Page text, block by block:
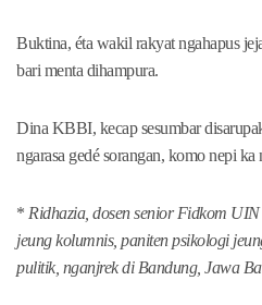
Buktina, éta wakil rakyat ngahapus
bari menta dihampura.
Dina KBBI, kecap sesumbar
ngarasa gedé sorangan, komo nepi ka
* Ridhazia, dosen senior Fidkom
jeung kolumnis, paniten psikologi
pulitik, nganjrek di Bandung, Jawa